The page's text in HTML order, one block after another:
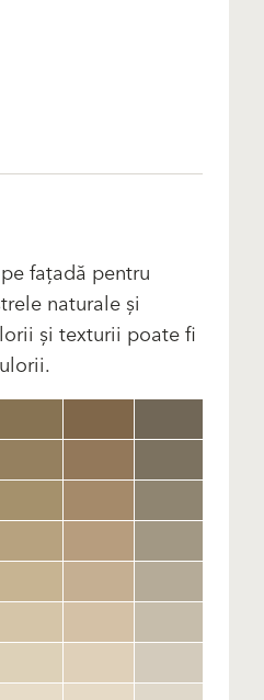
fațadă pentru
naturale și
și texturii poate fi